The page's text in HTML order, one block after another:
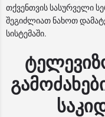
თქვენთვის სასურველი
შეგიძლიათ ნახოთ
სისტემაში.